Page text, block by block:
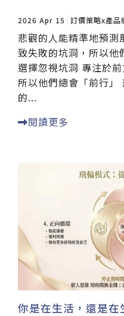
2026 Apr 15 訂價策略x產品
悲觀的人能精準地預測
致失敗的坑洞，所以他
選擇忽視坑洞 專注於
所以他們總會「前行」
的...
閱讀更多
你是在生活，還是